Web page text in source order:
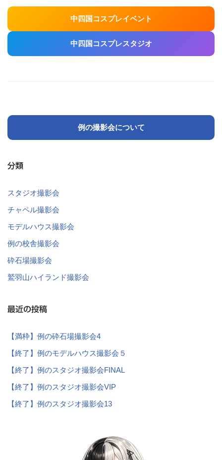
中四国コスプレイベント
中四国コスプレスタジオ
例の撮影会について
分類
スタジオ撮影会
チャペル撮影会
モデルハウス撮影会
例の校舎撮影会
砕石場撮影会
鷲羽山ハイランド撮影会
最近の投稿
【満枠】例の砕石場撮影会4
【終了】例のモデルハウス撮影会５
【終了】例のスタジオ撮影会FINAL
【終了】例のスタジオ撮影会VIP
【終了】例のスタジオ撮影会13